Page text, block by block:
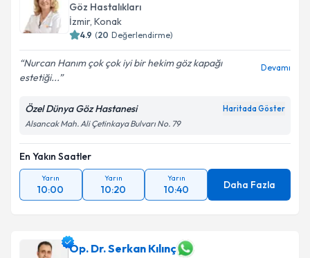
Göz Hastalıkları
İzmir, Konak
4.9 (20 Değerlendirme)
Nurcan Hanım çok çok iyi bir hekim göz kapağı
estetiği...
Devamı
Özel Dünya Göz Hastanesi Haritada Göster
Alsancak Mah. Ali Çetinkaya Bulvarı No. 79
En Yakın Saatler
Yarın
10:00
Yarın
10:20
Yarın
10:40 Daha Fazla
Op. Dr. Serkan Kılınç